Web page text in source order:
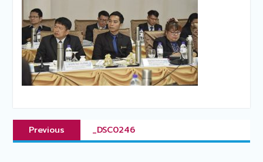
แนะแนว
เรื่องPrevious
Previous
post:
_DSC0246